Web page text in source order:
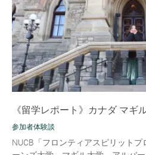
《留学レポート》カナダ マギ
参加者体験談
NUCB「フロンティアスピリット